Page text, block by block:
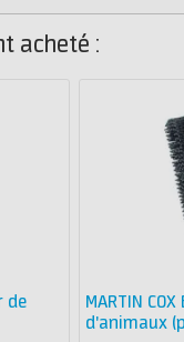
acheté :
de
MARTIN
d'animaux